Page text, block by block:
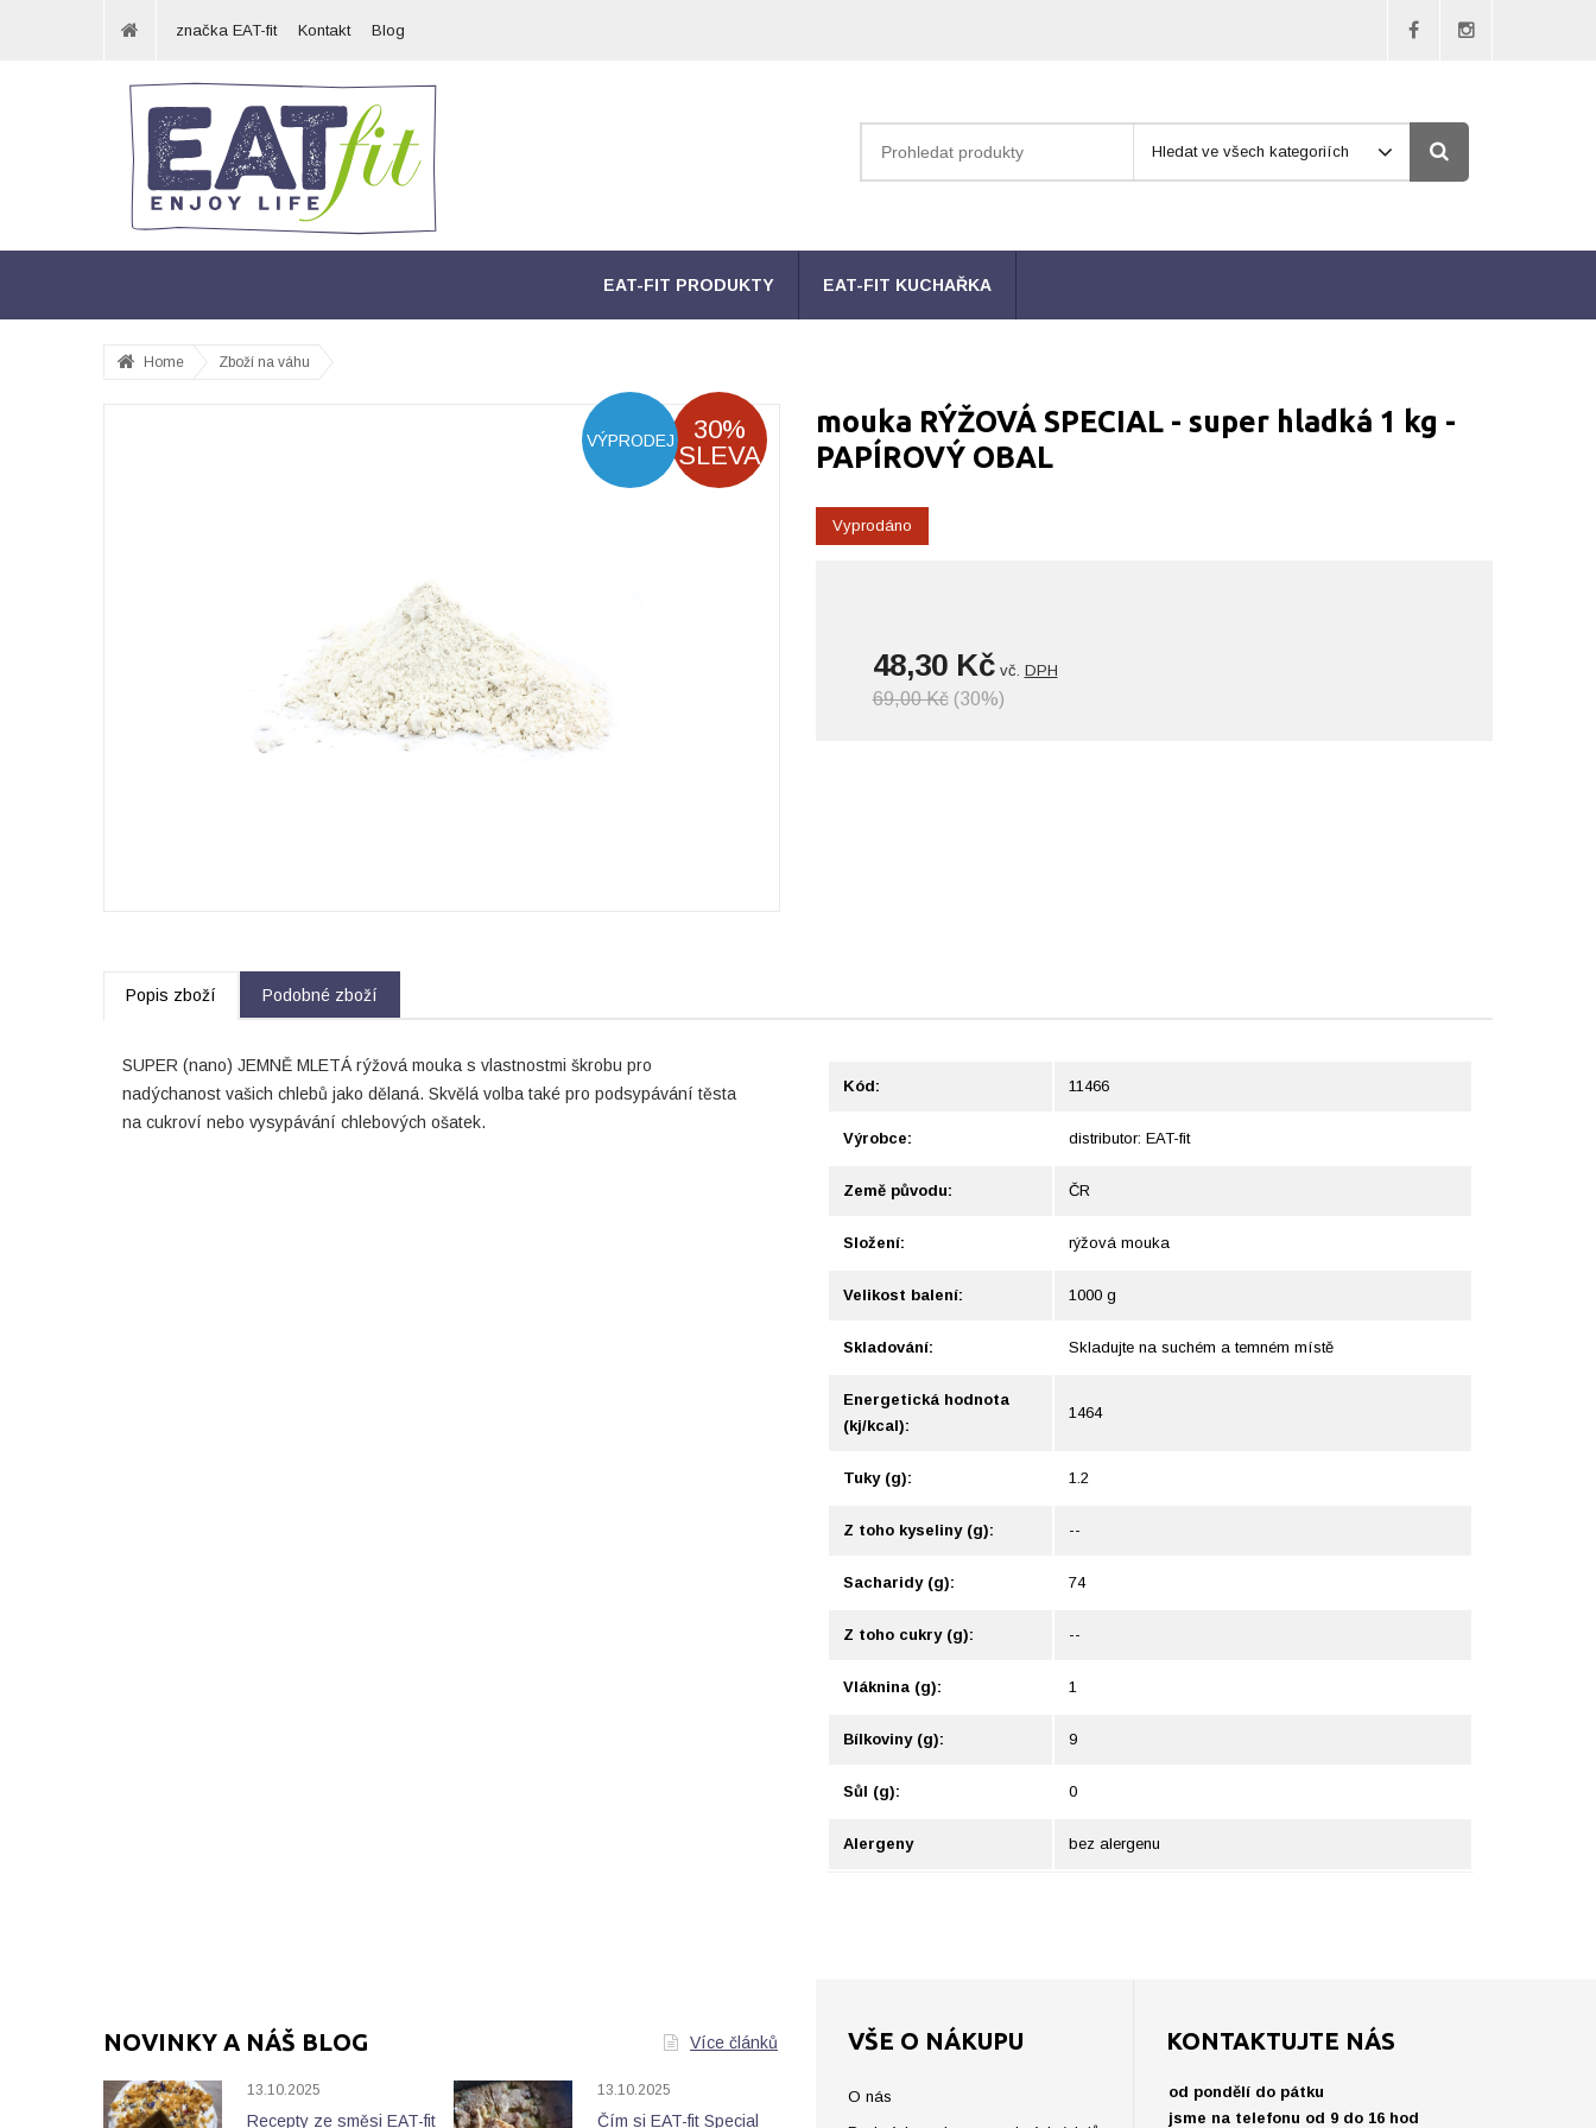
značka EAT-fit Kontakt Blog
Hledat ve všech kategoriích
EAT-FIT PRODUKTY EAT-FIT KUCHAŘKA
Home Zboží na váhu
30%
SLEVA
VÝPRODEJ
mouka RÝŽOVÁ SPECIAL - super hladká 1 kg -
PAPÍROVÝ OBAL
Vyprodáno
48,30 Kčvč. DPH
69,00 Kč(30%)
Popis zboží Podobné zboží
SUPER (nano) JEMNĚ MLETÁ rýžová mouka s vlastnostmi škrobu pro
nadýchanost vašich chlebů jako dělaná. Skvělá volba také pro podsypávání těsta
na cukroví nebo vysypávání chlebových ošatek.
Kód: 11466
Výrobce: distributor: EAT-fit
Země původu: ČR
Složení: rýžová mouka
Velikost balení: 1000 g
Skladování: Skladujte na suchém a temném místě
Energetická hodnota
(kj/kcal):
1464
Tuky (g): 1.2
Z toho kyseliny (g): --
Sacharidy (g): 74
Z toho cukry (g): --
Vláknina (g): 1
Bílkoviny (g): 9
Sůl (g): 0
Alergeny bez alergenu
NOVINKY A NÁŠ BLOG Více článků
13.10.2025
Recepty ze směsi EAT-fit
13.10.2025
Čím si EAT-fit Special
VŠE O NÁKUPU
O nás
KONTAKTUJTE NÁS
od pondělí do pátku
jsme na telefonu od 9 do 16 hod